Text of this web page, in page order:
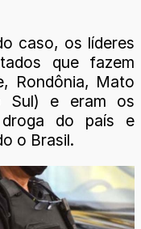
caso, os líderes
que fazem
Rondônia, Mato
Sul) e eram os
do país e
o Brasil.